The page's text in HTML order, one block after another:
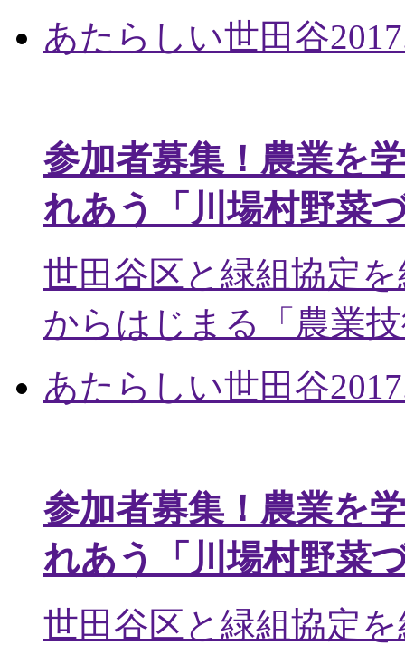
あたらしい世田谷
参加者募集！農業を
れあう「川場村野菜
世田谷区と緑組協定
からはじまる「農業
あたらしい世田谷
参加者募集！農業を
れあう「川場村野菜
世田谷区と緑組協定